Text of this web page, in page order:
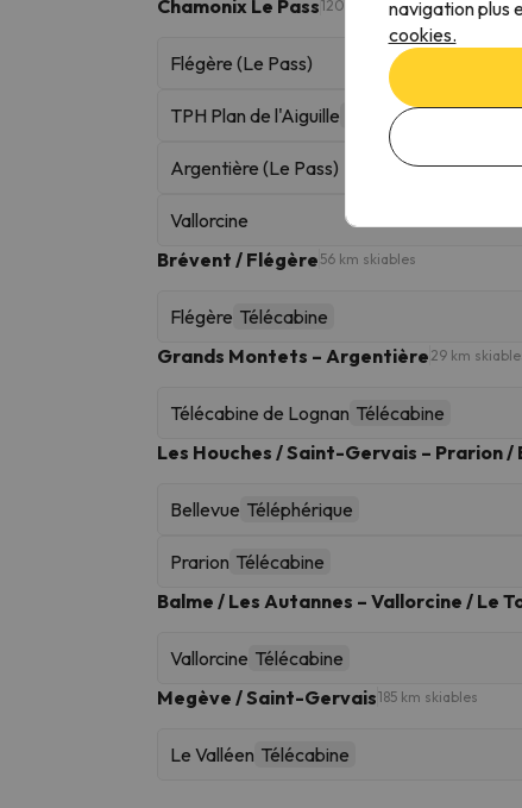
Chamonix Le Pass120 km skiables
Flégère (Le Pass)
TPH Plan de l'Aiguille Téléphérique
Argentière (Le Pass)
Vallorcine
Brévent / Flégère 56 km skiables
Flégère Télécabine
Grands Montets – Argentière 29 km
Télécabine de Lognan Télécabine
Les Houches / Saint-Gervais – Prarion /
Bellevue Téléphérique
Prarion Télécabine
Balme / Les Autannes – Vallorcine / Le
Vallorcine Télécabine
Megève / Saint-Gervais185 km skiables
Le Valléen Télécabine
navigation plus
cookies.